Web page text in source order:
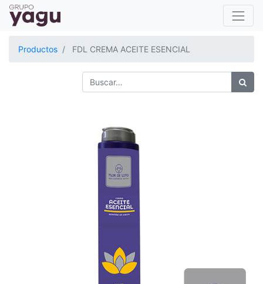
Productos FDL CREMA ACEITE ESENCIAL